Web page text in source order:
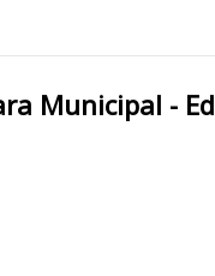
Pires/SP Câmara